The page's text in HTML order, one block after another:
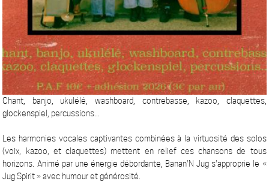
Chant, banjo, ukulélé, washboard, contrebasse, kazoo, claquettes,
glockenspiel, percussions...
Les harmonies vocales captivantes combinées à la virtuosité des solos
(voix, kazoo, et claquettes) mettent en relief ces chansons de tous
horizons. Animé par une énergie débordante, Banan'N Jug s'approprie le «
Jug Spirit » avec humour et générosité.